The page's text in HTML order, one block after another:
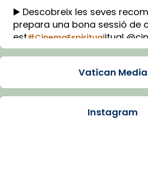
▶️ Descobreix les seves
prepara una bona sessió de
est#CinemaEspiritualitual
Imatge: Generada amb IA
Arquebisbat de Barcelona
Vatican Media
Instagram